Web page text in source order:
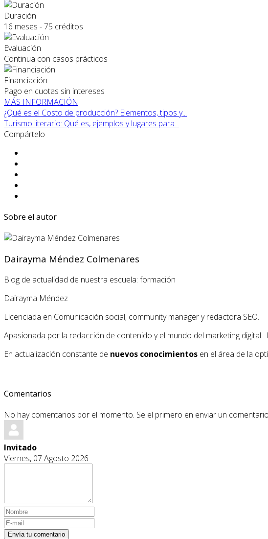
Duración
16 meses - 75 créditos
Evaluación
Continua con casos prácticos
Financiación
Pago en cuotas sin intereses
MÁS INFORMACIÓN
¿Qué es el Costo de producción? Elementos, tipos y...
Turismo literario: Qué es, ejemplos y lugares para...
Compártelo
Sobre el autor
Dairayma Méndez Colmenares
Blog de actualidad de nuestra escuela: formación
Dairayma Méndez
Licenciada en Comunicación social, community manager y redactora SEO.
Apasionada por la redacción de contenido y el mundo del marketing
En actualización constante de nuevos conocimientos en el área de la
Comentarios
No hay comentarios por el momento. Se el primero en enviar un
Invitado
Viernes, 07 Agosto 2026
Envía tu comentario